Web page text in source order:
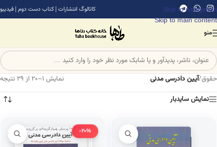
Skip to navigation
Skip to main content
کاتالوگ انتشارات | کتاب دست دوم | فیدیبو
منو
حقوق/آیین دادرسی مدنی
نمایش 1–20 از 29 نتیجه
نمایش سایدبار
-20%